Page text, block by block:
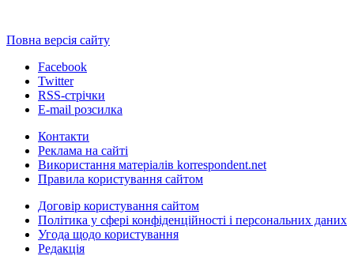
Повна версія сайту
Facebook
Twitter
RSS-стрічки
E-mail розсилка
Контакти
Реклама на сайті
Використання матеріалів korrespondent.net
Правила користування сайтом
Договір користування сайтом
Політика у сфері конфіденційності і персональних даних
Угода щодо користування
Редакція